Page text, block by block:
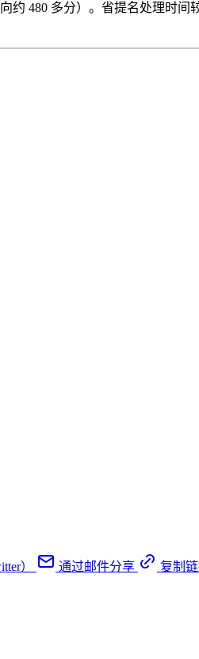
约 480 多分）。省提名处理时
） 通过邮件分享
复制